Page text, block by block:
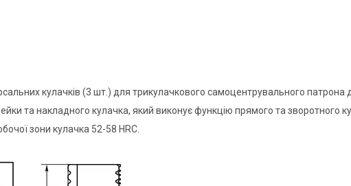
кулачків (3 шт.) для трикулачкового самоцентрувального патрона
та накладного кулачка, який виконує функцію прямого та зворотного
зони кулачка 52-58 HRC.